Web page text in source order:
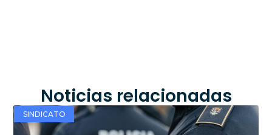
Noticias relacionadas
SINDICATO